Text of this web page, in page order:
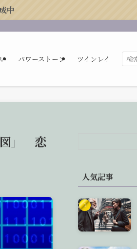
中
パワーストーン ツインレイ
」｜恋
人気記事